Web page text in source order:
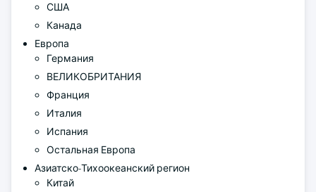
США
Канада
Европа
Германия
ВЕЛИКОБРИТАНИЯ
Франция
Италия
Испания
Остальная Европа
Азиатско-Тихоокеанский регион
Китай